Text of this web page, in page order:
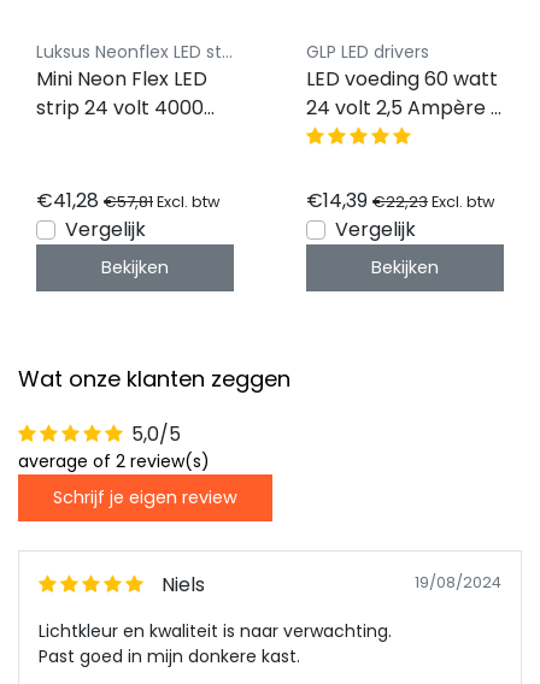
Luksus Neonflex LED strips
Mini Neon Flex LED
strip 24 volt 4000
IP65 – 5 meter
€41,28 €57,81Excl. btw
Vergelijk
Bekijken
GLP LED drivers
LED voeding 60 watt
24 volt 2,5 Ampère –
IP67 waterdicht –
€14,39 €22,23Excl. btw
Vergelijk
Bekijken
Wat onze klanten zeggen
5,0/5
average of 2 review(s)
Schrijf je eigen review
Niels 19/08/2024
Lichtkleur en kwaliteit is naar verwachting.
Past goed in mijn donkere kast.